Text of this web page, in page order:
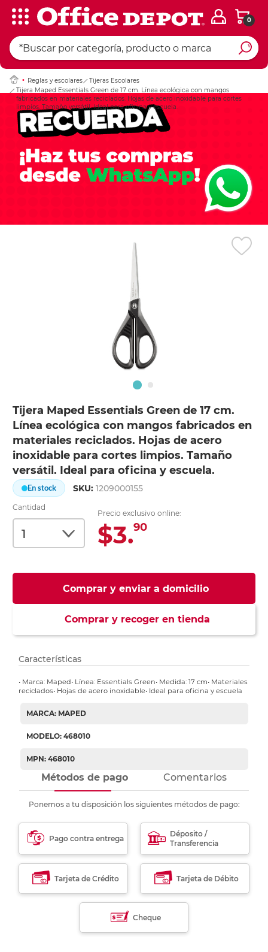
0
Reglas y escolares
Tijeras Escolares
Tijera Maped Essentials Green de 17 cm. Línea ecológica con mangos
fabricados en materiales reciclados. Hojas de acero inoxidable para cortes
limpios. Tamaño versátil. Ideal para oficina y escuela.
Tijera Maped Essentials Green de 17 cm.
Línea ecológica con mangos fabricados en
materiales reciclados. Hojas de acero
inoxidable para cortes limpios. Tamaño
versátil. Ideal para oficina y escuela.
En stock SKU:1209000155
Cantidad
Precio exclusivo online:
$3.90
Comprar y enviar a domicilio
Comprar y recoger en tienda
Ingresar Codigo
Características
• Marca: Maped• Línea: Essentials Green• Medida: 17 cm• Materiales
reciclados• Hojas de acero inoxidable• Ideal para oficina y escuela
MARCA: MAPED
MODELO: 468010
MPN: 468010
Métodos de pago Comentarios
Ponemos a tu disposición los siguientes métodos de pago:
Pago contra entrega
Déposito /
Transferencia
Tarjeta de Crédito Tarjeta de Débito
Cheque